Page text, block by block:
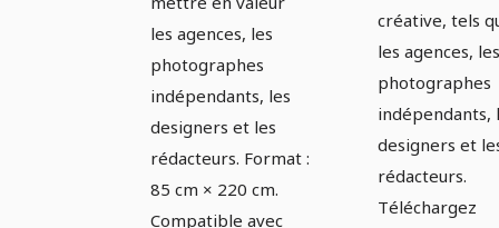
les agences, les
photographes
indépendants, les
designers et les
rédacteurs. Format :
85 cm × 220 cm.
Compatible avec
créative, tels
les agences, les
photographes
indépendants,
designers et
rédacteurs.
Téléchargez